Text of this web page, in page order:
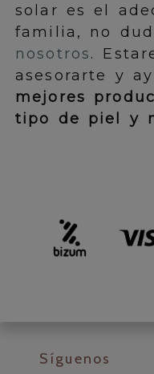
solar es el
familia, no
nosotros.
asesorarte y
mejores
tipo de piel y
Síguenos